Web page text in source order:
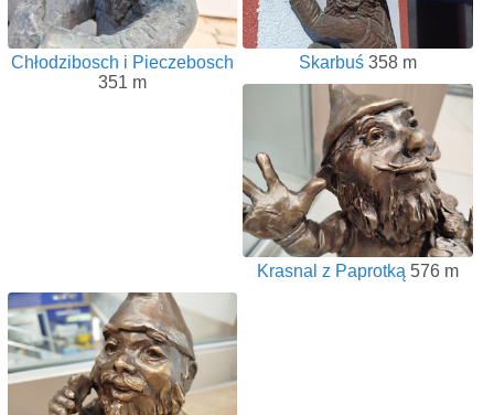
Chłodzibosch i Pieczebosch
351 m
Skarbuś358 m
Krasnal z Paprotką 576 m